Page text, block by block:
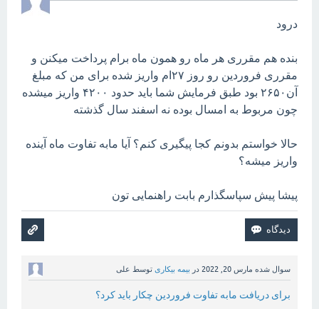
درود
بنده هم مقرری هر ماه رو همون ماه برام پرداخت میکنن و
مقرری فروردین رو روز ۲۷ام واریز شده برای من که مبلغ
آن۲۶۵۰ بود طبق فرمایش شما باید حدود ۴۲۰۰ واریز میشده
چون مربوط به امسال بوده نه اسفند سال گذشته
حالا خواستم بدونم کجا پیگیری کنم؟ آیا مابه تفاوت ماه آینده
واریز میشه؟
پیشا پیش سپاسگذارم بابت راهنمایی تون
سوال شده مارس 20, 2022 در بیمه بیکاری توسط علی
برای دریافت مابه تفاوت فروردین چکار باید کرد؟